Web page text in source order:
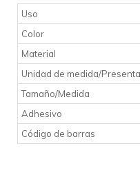
Uso
Color
Material
Unidad de medida/
Tamaño/Medida
Adhesivo
Código de barras